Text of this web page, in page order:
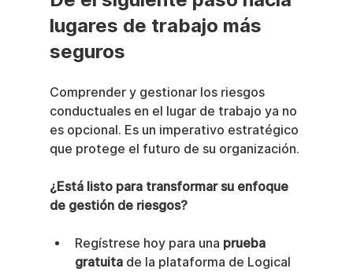
lugares de trabajo más
seguros
Comprender y gestionar los riesgos
conductuales en el lugar de trabajo ya no
es opcional. Es un imperativo estratégico
que protege el futuro de su organización.
¿Está listo para transformar su enfoque
de gestión de riesgos?
Regístrese hoy para una prueba
gratuita de la plataforma de Logical